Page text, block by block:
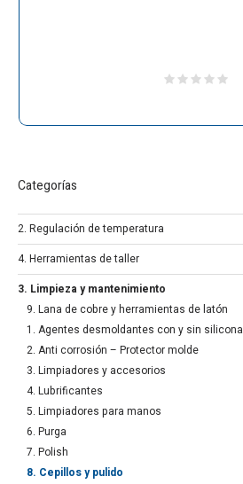
Categorías
2. Regulación de temperatura
4. Herramientas de taller
3. Limpieza y mantenimiento
9. Lana de cobre y herramientas de latón
1. Agentes desmoldantes con y sin silicona
2. Anti corrosión – Protector molde
3. Limpiadores y accesorios
4. Lubrificantes
5. Limpiadores para manos
6. Purga
7. Polish
8. Cepillos y pulido